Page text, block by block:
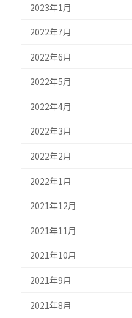
2023年1月
2022年7月
2022年6月
2022年5月
2022年4月
2022年3月
2022年2月
2022年1月
2021年12月
2021年11月
2021年10月
2021年9月
2021年8月